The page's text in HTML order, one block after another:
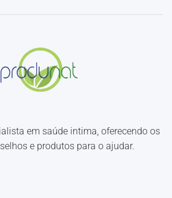
em saúde intima, oferecendo os
e produtos para o ajudar.